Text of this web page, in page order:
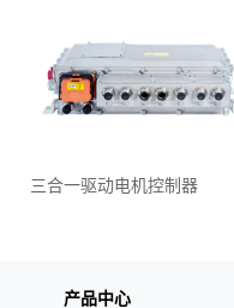
三合一驱动电机控制器
产品中心